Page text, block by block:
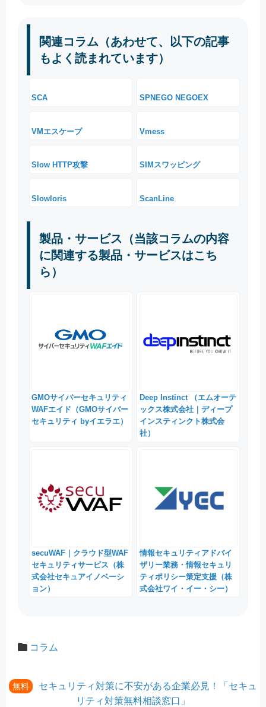
関連コラム（あわせて、以下の記事
もよく読まれています）
SCA SPNEGO NEGOEX
VMエスケープ Vmess
Slow HTTP攻撃 SIMスワッピング
Slowloris ScanLine
製品・サービス（当該コラムの内容
に関連する製品・サービスはこち
ら）
GMOサイバーセキュリティ
WAFエイド（GMOサイバー
セキュリティ byイエラエ）
Deep Instinct （エムオーテ
ックス株式会社｜ディープ
インスティンクト株式会
社）
secuWAF｜クラウド型WAF
セキュリティサービス（株
式会社セキュアイノベーシ
ョン）
情報セキュリティアドバイ
ザリー業務・情報セキュリ
ティポリシー策定支援（株
式会社ワイ・イー・シー）
コラム
無料
セキュリティ対策に不安がある企業必見！「セキュ
リティ対策無料相談窓口」